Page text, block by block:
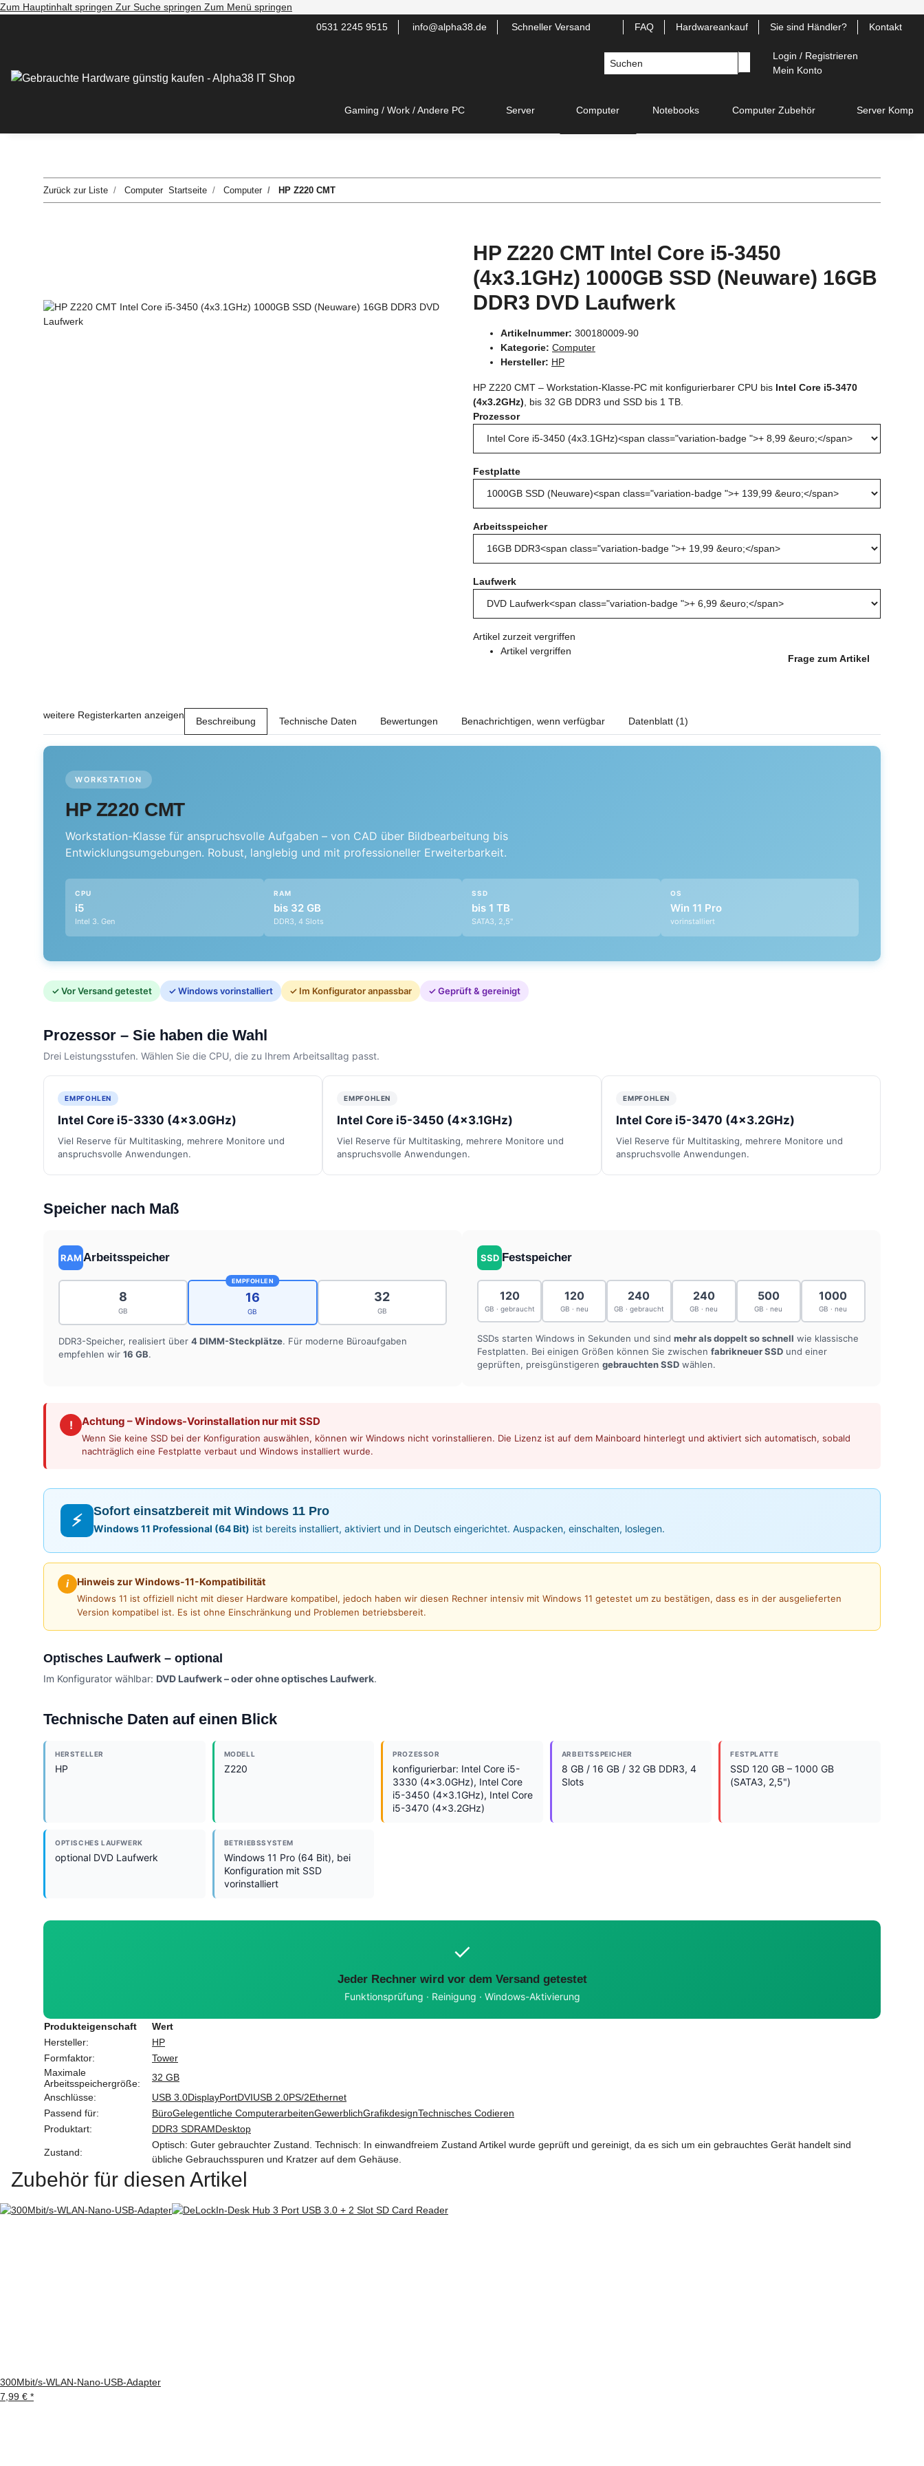
Zum Hauptinhalt springen Zur Suche springen Zum Menü springen
FAQ
Hardwareankauf Sie sind Händler? Kontakt
0531 2245 9515 info@alpha38.de Schneller Versand
Login / Registrieren
Mein Konto
Gaming / Work / Andere PC Server Computer Notebooks Computer Zubehör Server
Zurück zur Liste Computer Startseite Computer HP Z220 CMT
HP Z220 CMT Intel Core i5-3450
(4x3.1GHz) 1000GB SSD (Neuware) 16GB
DDR3 DVD Laufwerk
Artikelnummer: 300180009-90
Kategorie: Computer
Hersteller: HP
HP Z220 CMT – Workstation-Klasse-PC mit konfigurierbarer CPU bis Intel Core i5-3470
(4x3.2GHz) , bis 32 GB DDR3 und SSD bis 1 TB.
Prozessor
Festplatte
Arbeitsspeicher
Laufwerk
Artikel zurzeit vergriffen
Artikel vergriffen
Frage zum Artikel
weitere Registerkarten anzeigen
Beschreibung Technische Daten Bewertungen Benachrichtigen, wenn verfügbar Datenblatt (1)
WORKSTATION
HP Z220 CMT
Workstation-Klasse für anspruchsvolle Aufgaben – von CAD über Bildbearbeitung bis
Entwicklungsumgebungen. Robust, langlebig und mit professioneller Erweiterbarkeit.
CPU
i5
Intel 3. Gen
RAM
bis 32 GB
DDR3, 4 Slots
SSD
bis 1 TB
SATA3, 2,5"
OS
Win 11 Pro
vorinstalliert
✓ Vor Versand getestet ✓ Windows vorinstalliert ✓ Im Konfigurator anpassbar ✓ Geprüft & gereinigt
Prozessor – Sie haben die Wahl
Drei Leistungsstufen. Wählen Sie die CPU, die zu Ihrem Arbeitsalltag passt.
EMPFOHLEN
Intel Core i5-3330 (4x3.0GHz)
Viel Reserve für Multitasking, mehrere Monitore und
anspruchsvolle Anwendungen.
EMPFOHLEN
Intel Core i5-3450 (4x3.1GHz)
Viel Reserve für Multitasking, mehrere Monitore und
anspruchsvolle Anwendungen.
EMPFOHLEN
Intel Core i5-3470 (4x3.2GHz)
Viel Reserve für Multitasking, mehrere Monitore und
anspruchsvolle Anwendungen.
Speicher nach Maß
RAM Arbeitsspeicher
8
GB
EMPFOHLEN
16
GB
32
GB
DDR3-Speicher, realisiert über 4 DIMM-Steckplätze. Für moderne Büroaufgaben
empfehlen wir 16 GB.
SSD Festspeicher
120
GB · gebraucht
120
GB · neu
240
GB · gebraucht
240
GB · neu
500
GB · neu
1000
GB · neu
SSDs starten Windows in Sekunden und sind mehr als doppelt so schnell wie klassische
Festplatten. Bei einigen Größen können Sie zwischen fabrikneuer SSD und einer
geprüften, preisgünstigeren gebrauchten SSD wählen.
! Achtung – Windows-Vorinstallation nur mit SSD
Wenn Sie keine SSD bei der Konfiguration auswählen, können wir Windows nicht vorinstallieren. Die Lizenz ist auf dem Mainboard hinterlegt und aktiviert sich automatisch, sobald
nachträglich eine Festplatte verbaut und Windows installiert wurde.
⚡ Sofort einsatzbereit mit Windows 11 Pro
Windows 11 Professional (64 Bit) ist bereits installiert, aktiviert und in Deutsch eingerichtet. Auspacken, einschalten, loslegen.
i Hinweis zur Windows-11-Kompatibilität
Windows 11 ist offiziell nicht mit dieser Hardware kompatibel, jedoch haben wir diesen Rechner intensiv mit Windows 11 getestet um zu bestätigen, dass es in der ausgelieferten
Version kompatibel ist. Es ist ohne Einschränkung und Problemen betriebsbereit.
Optisches Laufwerk – optional
Im Konfigurator wählbar: DVD Laufwerk – oder ohne optisches Laufwerk.
Technische Daten auf einen Blick
HERSTELLER
HP
MODELL
Z220
PROZESSOR
konfigurierbar: Intel Core i5-
3330 (4x3.0GHz), Intel Core
i5-3450 (4x3.1GHz), Intel Core
i5-3470 (4x3.2GHz)
ARBEITSSPEICHER
8 GB / 16 GB / 32 GB DDR3, 4
Slots
FESTPLATTE
SSD 120 GB – 1000 GB
(SATA3, 2,5")
OPTISCHES LAUFWERK
optional DVD Laufwerk
BETRIEBSSYSTEM
Windows 11 Pro (64 Bit), bei
Konfiguration mit SSD
vorinstalliert
✓
Jeder Rechner wird vor dem Versand getestet
Funktionsprüfung · Reinigung · Windows-Aktivierung
Produkteigenschaft
Wert
Hersteller:
HP
Formfaktor:
Tower
Maximale
Arbeitsspeichergröße:
32 GB
Anschlüsse:
USB 3.0DisplayPortDVIUSB 2.0PS/2Ethernet
Passend für:
BüroGelegentliche ComputerarbeitenGewerblichGrafikdesignTechnisches Codieren
Produktart:
DDR3 SDRAMDesktop
Zustand:
Optisch: Guter gebrauchter Zustand. Technisch: In einwandfreiem Zustand Artikel wurde geprüft und gereinigt, da es sich um ein gebrauchtes Gerät handelt sind
übliche Gebrauchsspuren und Kratzer auf dem Gehäuse.
Zubehör für diesen Artikel
300Mbit/s-WLAN-Nano-USB-Adapter
7,99 € *